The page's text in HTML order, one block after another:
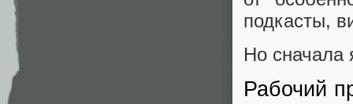
подкасты,
Но сначала
Рабочий